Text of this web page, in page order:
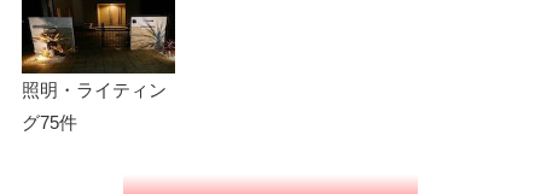
照明・ライティン
グ75件